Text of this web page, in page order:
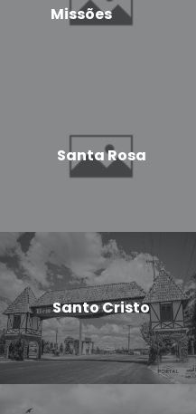
Missões
Santa Rosa
Santo Cristo